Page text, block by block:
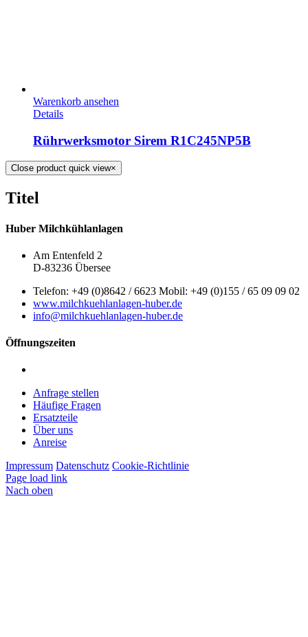
Warenkorb ansehen
Details
Rührwerksmotor Sirem R1C245NP5B
Close product quick view×
Titel
Huber Milchkühlanlagen
Am Entenfeld 2
D-83236 Übersee
Telefon: +49 (0)8642 / 6623 Mobil: +49 (0)155 / 65 09 09 02
www.milchkuehlanlagen-huber.de
info@milchkuehlanlagen-huber.de
Öffnungszeiten
Anfrage stellen
Häufige Fragen
Ersatzteile
Über uns
Anreise
Impressum Datenschutz Cookie-Richtlinie
Page load link
Nach oben